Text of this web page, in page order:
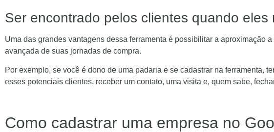
Ser encontrado pelos clientes quando eles
Uma das grandes vantagens dessa ferramenta é possibilitar a aproximação
avançada de suas jornadas de compra.
Por exemplo, se você é dono de uma padaria e se cadastrar na ferramenta,
esses potenciais clientes, receber um contato, uma visita e, quem sabe,
Como cadastrar uma empresa no